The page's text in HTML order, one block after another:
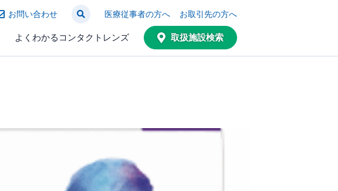
お問い合わせ 医療従事者の方へ お取引先の方へ
よくわかるコンタクトレンズ 取扱施設検索